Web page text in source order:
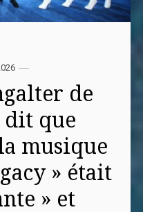
de
dit que
musique
» était
» et